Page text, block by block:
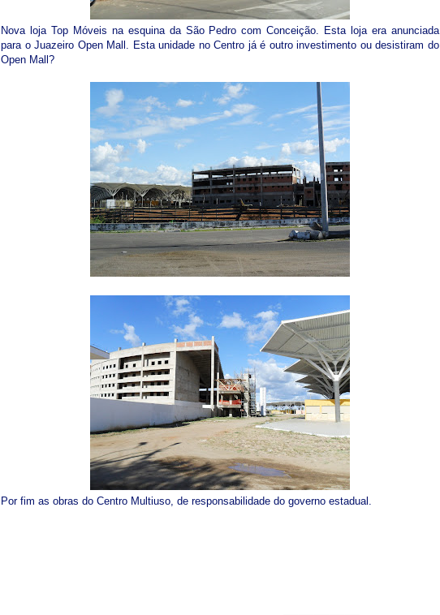
Nova loja Top Móveis na esquina da São Pedro com Conceição. Esta loja era anunciada
para o Juazeiro Open Mall. Esta unidade no Centro já é outro investimento ou desistiram do
Open Mall?
Por fim as obras do Centro Multiuso, de responsabilidade do governo estadual.